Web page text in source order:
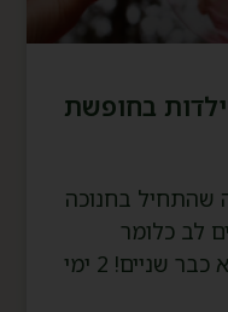
בחופשת
בחנוכה
כלומר
שמתי, שמתי לב!!! ועכשיו הוא כבר שניים! 2 ימי